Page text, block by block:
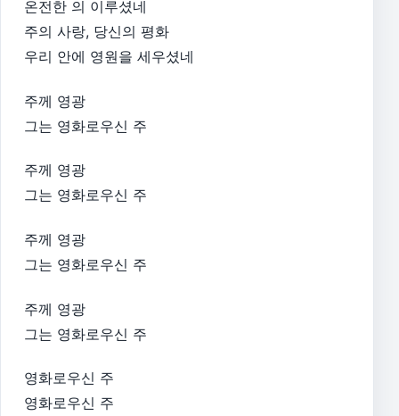
온전한 의 이루셨네
주의 사랑, 당신의 평화
우리 안에 영원을 세우셨네
주께 영광
그는 영화로우신 주
주께 영광
그는 영화로우신 주
주께 영광
그는 영화로우신 주
주께 영광
그는 영화로우신 주
영화로우신 주
영화로우신 주